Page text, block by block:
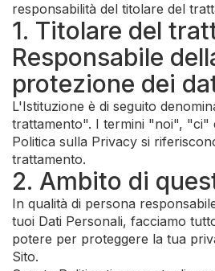
responsabilità del titolare del
1. Titolare del
Responsabile
protezione dei
L'Istituzione è di seguito
trattamento". I termini "noi", "ci"
Politica sulla Privacy si
trattamento.
2. Ambito di
In qualità di persona
tuoi Dati Personali, facciamo
potere per proteggere la tua
Sito.